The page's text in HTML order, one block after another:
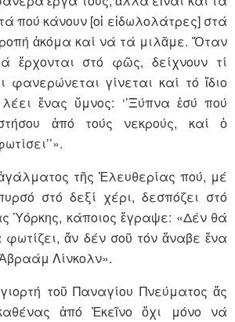
πού κάνουν [οἱ εἰδωλολάτρες] στά
ἀκόμα καί νά τά μιλᾶμε. Ὅταν
ἔρχονται στό φῶς, δείχνουν τί
φανερώνεται γίνεται καί τό ἴδιο
ἕνας ὕμνος: ‘’Ξύπνα ἐσύ πού
ἀπό τούς νεκρούς, καί ὁ
τῆς Ἐλευθερίας πού, μέ
στό δεξί χέρι, δεσπόζει στό
Ὑόρκης, κάποιος ἔγραψε: «Δέν θά
φωτίζει, ἄν δέν σοῦ τόν ἄναβε ἕνα
Λίνκολν».
τοῦ Παναγίου Πνεύματος ἄς
ἀπό Ἐκεῖνο ὄχι μόνο νά